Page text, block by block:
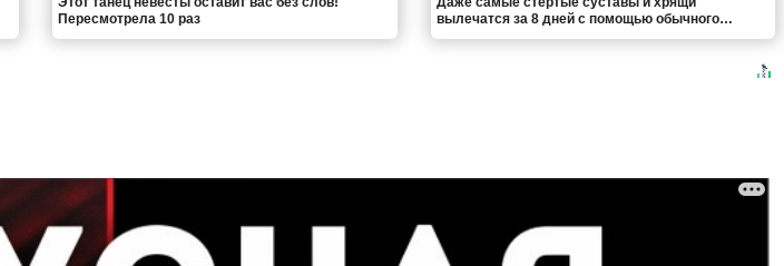
Пересмотрела 10 раз
вылечатся за 8 дней с помощью обычного…